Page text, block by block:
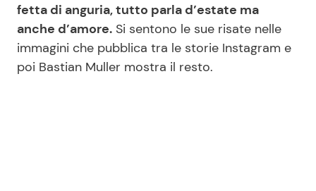
fetta di anguria, tutto parla d’estate ma
anche d’amore. Si sentono le sue risate nelle
immagini che pubblica tra le storie Instagram e
poi Bastian Muller mostra il resto.